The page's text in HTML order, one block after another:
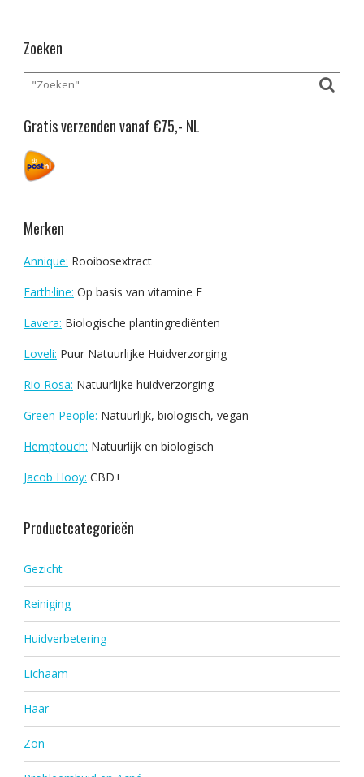
Zoeken
Gratis verzenden vanaf €75,- NL
Merken
Annique: Rooibosextract
Earth·line: Op basis van vitamine E
Lavera: Biologische plantingrediënten
Loveli: Puur Natuurlijke Huidverzorging
Rio Rosa: Natuurlijke huidverzorging
Green People: Natuurlijk, biologisch, vegan
Hemptouch: Natuurlijk en biologisch
Jacob Hooy: CBD+
Productcategorieën
Gezicht
Reiniging
Huidverbetering
Lichaam
Haar
Zon